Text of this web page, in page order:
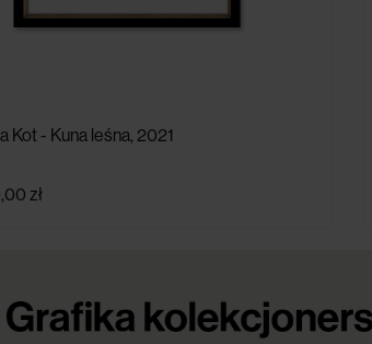
Kot - Kuna leśna, 2021
zł